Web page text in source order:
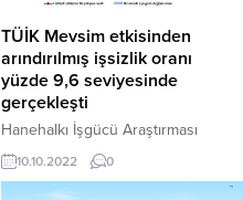
TÜİK Mevsim etkisinden
arındırılmış işsizlik oranı
yüzde 9,6 seviyesinde
gerçekleşti
Hanehalkı İşgücü Araştırması
sonuçlarına göre; 15 ve daha yukarı
yaştaki kişilerde işsiz sayısı 2022
10.10.2022 0